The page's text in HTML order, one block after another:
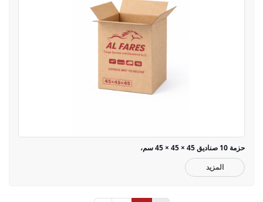
حزمة 10 صناديق 45 × 45 × 45 سم،
المزيد